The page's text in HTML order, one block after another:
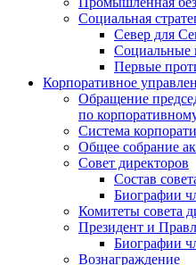
Социальная
Север для
Социальные
Первые
Корпоративное
Обращение
по
Система
Общее собрание
Совет директоров
Состав
Биографии
Комитеты совета
Президент и
Биографии
Вознаграждение